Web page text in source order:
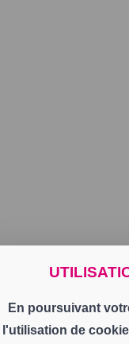
En poursuivant
l'utilisation de